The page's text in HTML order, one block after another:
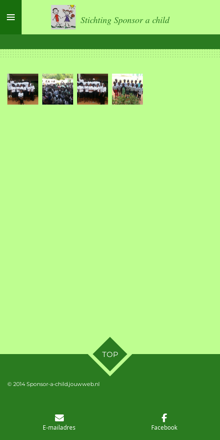
direct
de
hoofdinhoud
Stichting Sponsor a child
TOP
© 2014 Sponsor-a-child.jouwweb.nl
E-mailadres Facebook